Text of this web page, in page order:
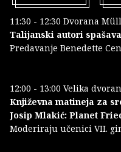
11:30 - 12:30 Dvorana
Talijanski autori
Predavanje Benedette
12:00 - 13:00 Velika
Književna matineja za
Josip Mlakić: Planet
Moderiraju učenici VII.